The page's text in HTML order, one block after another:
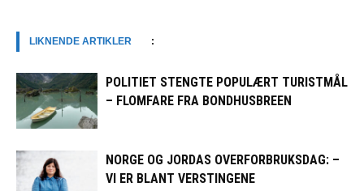
LIKNENDE ARTIKLER :
POLITIET STENGTE POPULÆRT TURISTMÅL
– FLOMFARE FRA BONDHUSBREEN
NORGE OG JORDAS OVERFORBRUKSDAG: –
VI ER BLANT VERSTINGENE